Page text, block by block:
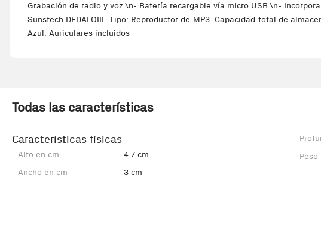
Grabación de radio y voz.\n- Batería recargable vía micro USB.\n-
Sunstech DEDALOIII. Tipo: Reproductor de MP3. Capacidad total de
Azul. Auriculares incluidos
Todas las características
Características físicas
Alto en cm
4.7 cm
Ancho en cm
3 cm
Peso